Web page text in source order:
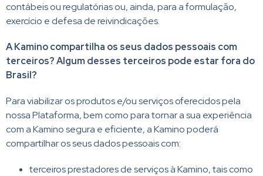
contábeis ou regulatórias ou, ainda, para a formulação,
exercício e defesa de reivindicações.
A Kamino compartilha os seus dados pessoais com
terceiros? Algum desses terceiros pode estar fora do
Brasil?
Para viabilizar os produtos e/ou serviços oferecidos pela
nossa Plataforma, bem como para tornar a sua experiência
com a Kamino segura e eficiente, a Kamino poderá
compartilhar os seus dados pessoais com:
terceiros prestadores de serviços à Kamino, tais como